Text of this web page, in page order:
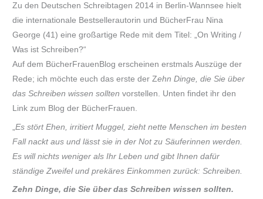
Zu den Deutschen Schreibtagen 2014 in Berlin-Wannsee hielt
die internationale Bestsellerautorin und BücherFrau Nina
George (41) eine großartige Rede mit dem Titel: „On Writing /
Was ist Schreiben?“
Auf dem BücherFrauenBlog erscheinen erstmals Auszüge der
Rede; ich möchte euch das erste der Zehn Dinge, die Sie über
das Schreiben wissen sollten vorstellen. Unten findet ihr den
Link zum Blog der BücherFrauen.
„Es stört Ehen, irritiertMuggel, zieht nette Menschen im besten
Fall nackt aus und lässt sie in der Not zu Säuferinnen werden.
Es will nichts weniger als Ihr Leben und gibt Ihnen dafür
ständige Zweifel und prekäres Einkommen zurück: Schreiben.
Zehn Dinge, die Sie über das Schreiben wissen sollten.